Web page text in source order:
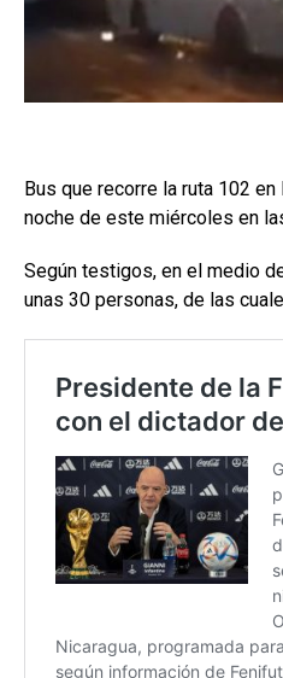
Bus que recorre la ruta 102
noche de este miércoles en
Según testigos, en el medio
unas 30 personas, de las